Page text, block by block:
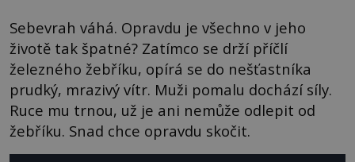
Sebevrah váhá. Opravdu je všechno v jeho
životě tak špatné? Zatímco se drží příčlí
železného žebříku, opírá se do nešťastníka
prudký, mrazivý vítr. Muži pomalu dochází síly.
Ruce mu trnou, už je ani nemůže odlepit od
žebříku. Snad chce opravdu skočit.